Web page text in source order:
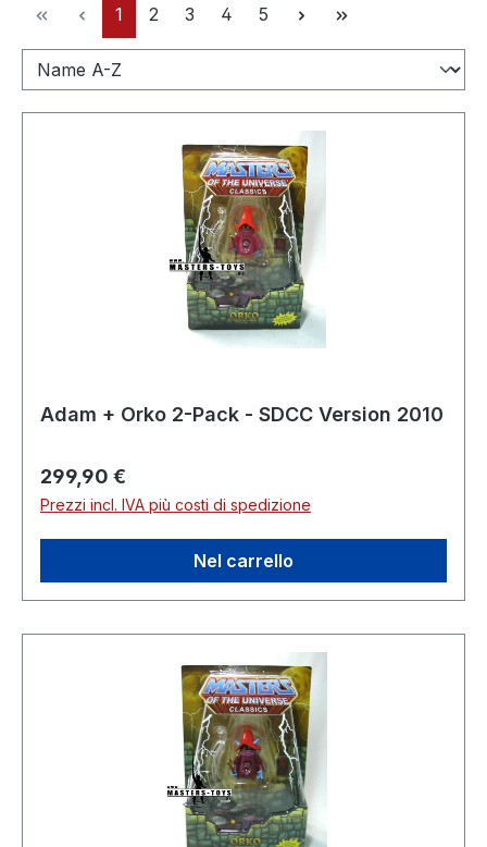
Pagina
1 Pagina
2 Pagina
3 Pagina
4 Pagina
5
Adam + Orko 2-Pack - SDCC Version 2010
Prezzo normale:
299,90 €
Prezzi incl. IVA più costi di spedizione
Nel carrello